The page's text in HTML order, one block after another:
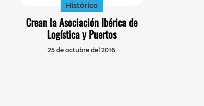
Histórico
Crean la Asociación Ibérica de
Logística y Puertos
25 de octubre del 2016